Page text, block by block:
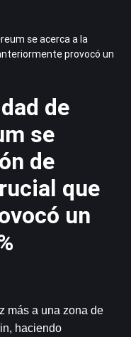
se acerca a la
provocó un
de
se
de
que
un
más a una zona de
, haciendo